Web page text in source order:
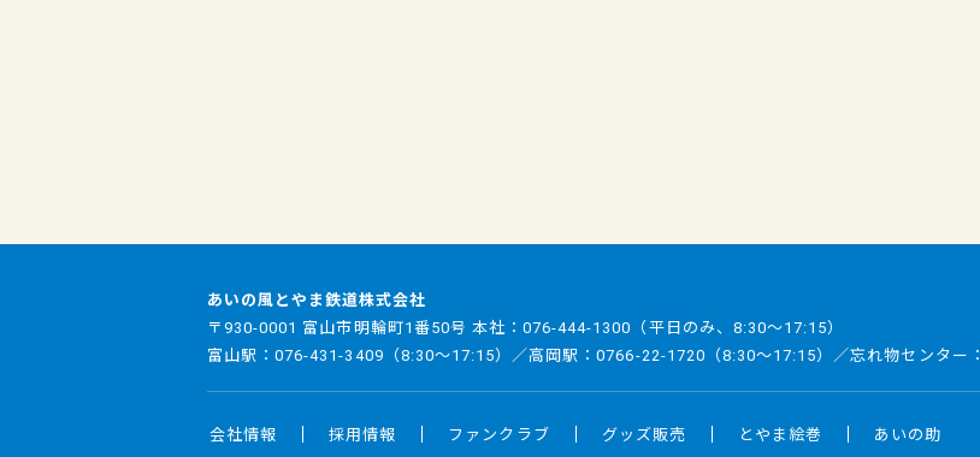
あいの風とやま鉄道株式会社
〒930-0001 富山市明輪町1番50号 本社： 076-444-1300 （平日のみ、8:30～17:15）
富山駅：076-431-3409 （8:30～17:15）／高岡駅：0766-22-1720 （8:30～17:15）／忘れ物センター：
会社情報 採用情報 ファンクラブ グッズ販売 とやま絵巻 あいの助